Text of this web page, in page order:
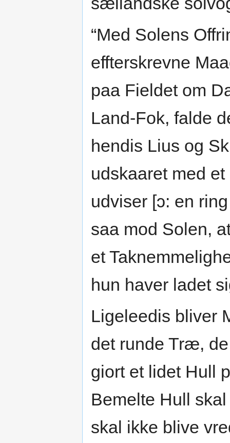
“Med Solens
effterskrevne
paa Fieldet om
Land-Fok, falde
hendis Lius og
udskaaret med
udviser [ɔ: en
saa mod Solen,
et
hun haver ladet
Ligeleedis bliver
det runde Træ,
giort et lidet Hull
Bemelte Hull
skal ikke blive